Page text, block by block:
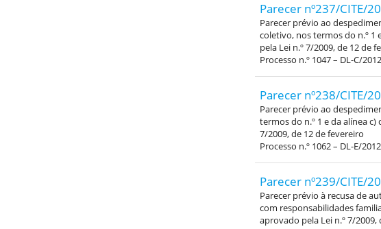
Parecer nº237/CITE/
Parecer prévio ao
coletivo, nos termos do n.º 1
pela Lei n.º 7/2009, de 12 de
Processo n.º 1047 – DL-C/2012
Parecer nº238/CITE/
Parecer prévio ao
termos do n.º 1 e da alínea
7/2009, de 12 de fevereiro
Processo n.º 1062 – DL-E/2012
Parecer nº239/CITE/
Parecer prévio à recusa de
com responsabilidades
aprovado pela Lei n.º 7/2009,